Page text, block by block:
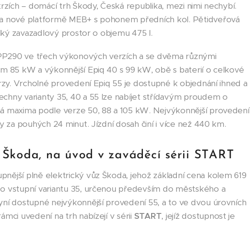
– domácí trh Škody, Česká republika, mezi nimi nechybí.
nové platformě MEB+ s pohonem předních kol. Pětidveřová
zavazadlový prostor o objemu 475 l.
ve třech výkonových verzích a se dvěma různými
85 kW a výkonnější Epiq 40 s 99 kW, obě s baterií o celkové
Vrcholné provedení Epiq 55 je dostupné k objednání ihned a
varianty 35, 40 a 55 lze nabíjet střídavým proudem o
maxima podle verze 50, 88 a 105 kW. Nejvýkonnější provedení
za pouhých 24 minut. Jízdní dosah činí i více než 440 km.
na úvod v zaváděcí sérii START
plně elektrický vůz Škoda, jehož základní cena kolem 619
vstupní variantu 35, určenou především do městského a
dostupné nejvýkonnější provedení 55, a to ve dvou úrovních
uvedení na trh nabízejí v sérii START, jejíž dostupnost je